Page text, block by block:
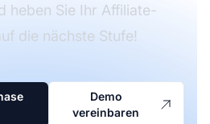
heben Sie Ihr Affiliate-
die nächste Stufe!
Demo
vereinbaren